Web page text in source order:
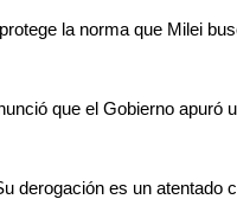
la norma que Milei
que el Gobierno apuró
derogación es un atentado